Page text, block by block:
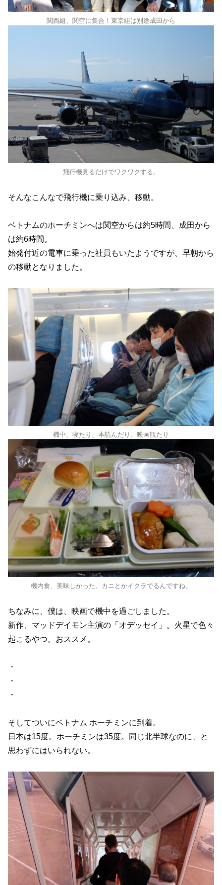
関西組、関空に集合！東京組は別途成田から
飛行機見るだけでワクワクする。
そんなこんなで飛行機に乗り込み、移動。
ベトナムのホーチミンへは関空からは約5時間、成田から
は約6時間。
始発付近の電車に乗った社員もいたようですが、早朝から
の移動となりました。
機中、寝たり、本読んだり、映画観たり
機内食、美味しかった。カニとかイクラでるんですね。
ちなみに、僕は、映画で機中を過ごしました。
新作、マッドデイモン主演の「オデッセイ」。火星で色々
起こるやつ。おススメ。
・
・
・
そしてついにベトナム ホーチミンに到着。
日本は15度。ホーチミンは35度。同じ北半球なのに、と
思わずにはいられない。